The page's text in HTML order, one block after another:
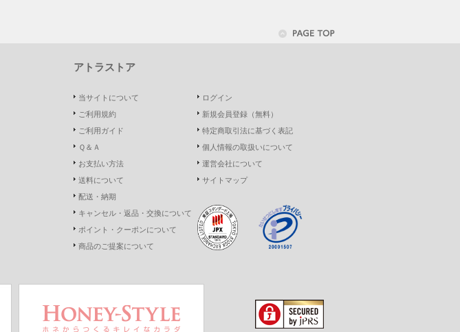
アトラストア
当サイトについて
ご利用規約
ご利用ガイド
Ｑ＆Ａ
お支払い方法
送料について
配送・納期
キャンセル・返品・交換について
ポイント・クーポンについて
商品のご提案について
ログイン
新規会員登録（無料）
特定商取引法に基づく表記
個人情報の取扱いについて
運営会社について
サイトマップ